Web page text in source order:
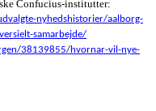
Confucius-institutter:
nyhedshistorier/aalborg-
samarbejde/
38139855/hvornar-vil-nye-